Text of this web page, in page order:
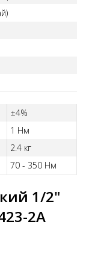
±4%
1 Нм
2.4 кг
70 - 350 Нм
1/2"
2A